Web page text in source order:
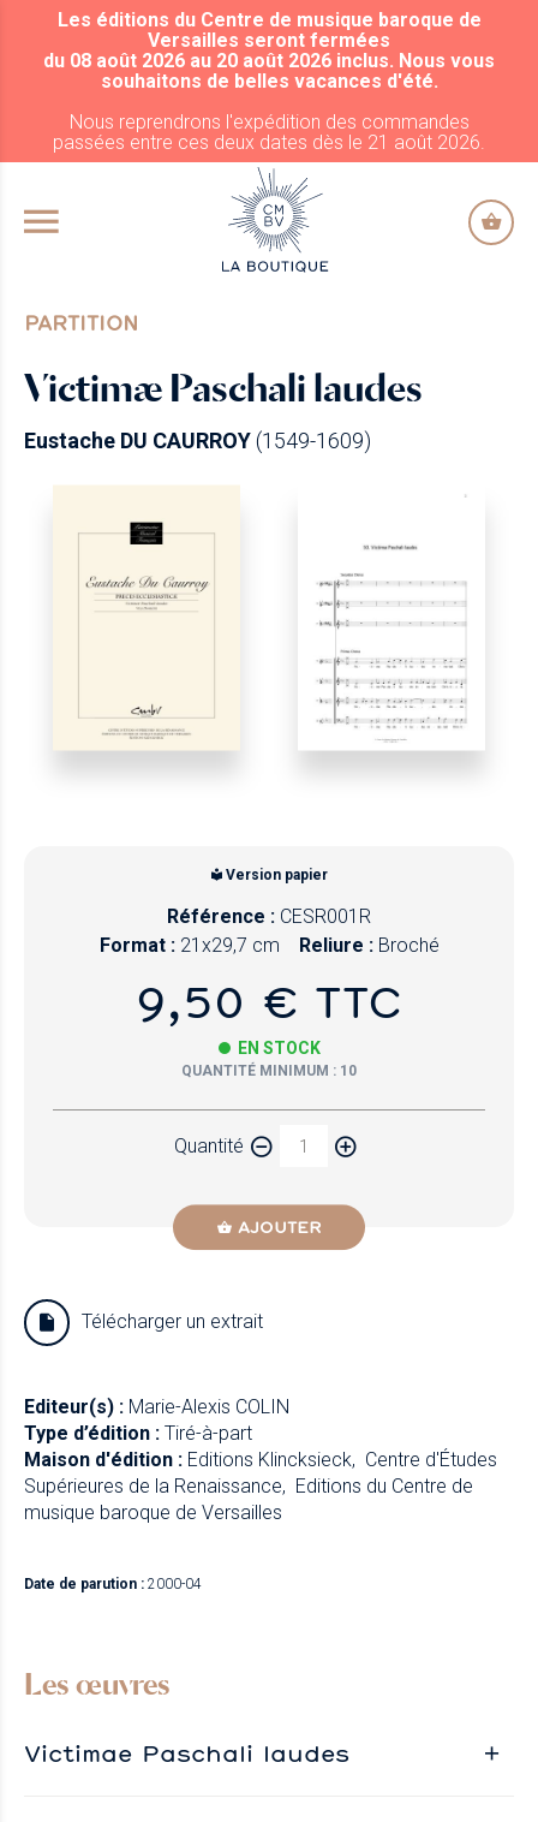
ALLER AU CONTENU PRINCIPAL
Les éditions du Centre de musique baroque de
Versailles seront fermées
du 08 août 2026 au 20 août 2026 inclus. Nous vous
souhaitons de belles vacances d'été.
Nous reprendrons l'expédition des commandes
passées entre ces deux dates dès le 21 août 2026.
PARTITION
Victimæ Paschali laudes
Eustache DU CAURROY(1549-1609)
Version papier
Référence : CESR001R
Format : 21x29,7 cm Reliure : Broché
9,50 € TTC
EN STOCK
QUANTITÉ MINIMUM : 10
Quantité
AJOUTER
Télécharger un extrait
Editeur(s) : Marie-Alexis COLIN
Type d’édition : Tiré-à-part
Maison d'édition : Editions Klincksieck
Centre d'Études
Supérieures de la Renaissance
Editions du Centre de
musique baroque de Versailles
Date de parution : 2000-04
Les œuvres
Victimae Paschali laudes